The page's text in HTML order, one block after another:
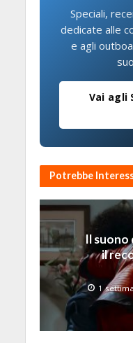
Speciali,
dedicate alle
e agli
Vai agli
Potrebbe
Il
il
1